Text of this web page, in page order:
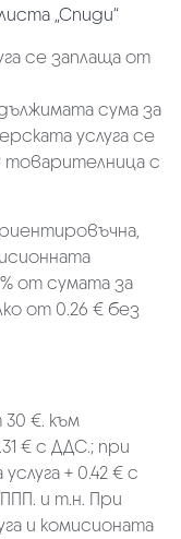
„Спиди“
се заплаща от
сума за
услуга се
товарителница с
от сумата за
от 0.26 € без
€. към
€ с ДДС.; при
+ 0.42 € с
и т.н. При
и комисионата